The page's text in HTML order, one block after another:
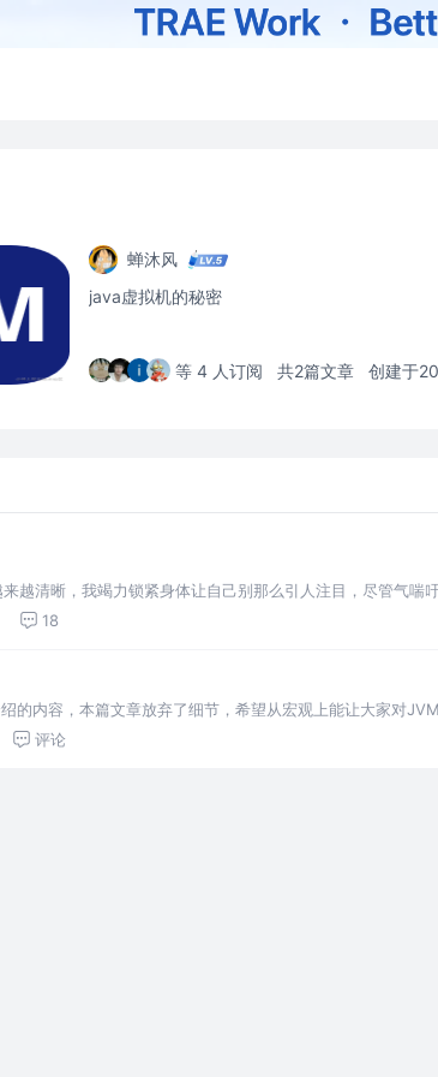
蝉沐风
java虚拟机的秘密
等 4 人订阅 共2篇文章 创建于
越清晰，我竭力锁紧身体让自己别那么引人注目，尽管气喘
好的，我们都这么想。 因为回收者是来杀我
18
的内容，本篇文章放弃了细节，希望从宏观上能让大家对
评论